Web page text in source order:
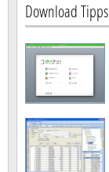
Download Tipps